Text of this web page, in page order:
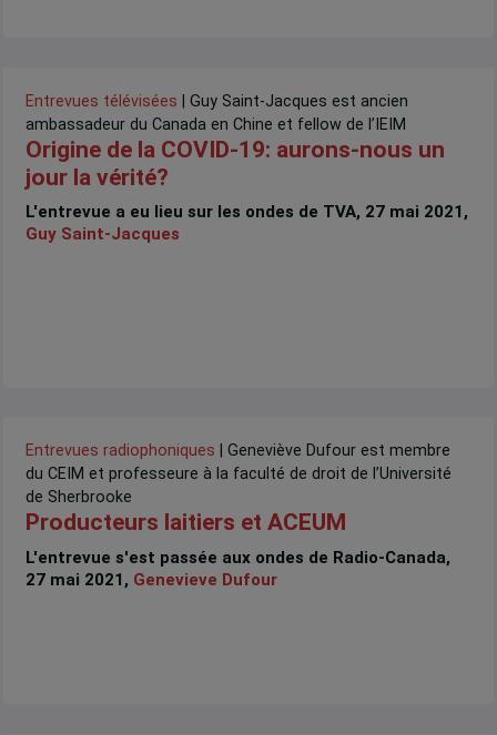
Entrevues télévisées | Guy Saint-Jacques est ancien
ambassadeur du Canada en Chine et fellow de l’IEIM
Origine de la COVID-19: aurons-nous un
jour la vérité?
L'entrevue a eu lieu sur les ondes de TVA, 27 mai 2021,
Guy Saint-Jacques
Entrevues radiophoniques | Geneviève Dufour est membre
du CEIM et professeure à la faculté de droit de l’Université
de Sherbrooke
Producteurs laitiers et ACEUM
L'entrevue s'est passée aux ondes de Radio-Canada,
27 mai 2021, Genevieve Dufour